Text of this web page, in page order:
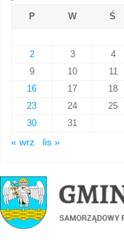
P
W Ś
2
3 4
9
10 11
16
17 18
23
24 25
30
31
« wrz
lis »